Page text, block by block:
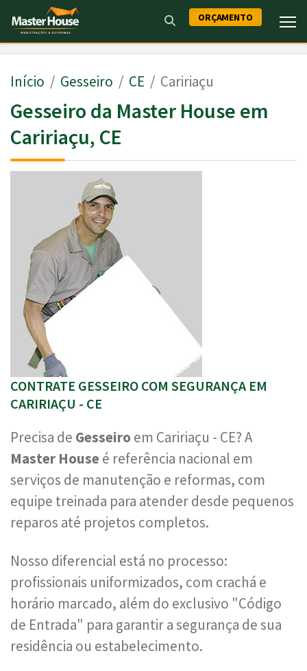
ORÇAMENTO
Início Gesseiro CE Caririaçu
Gesseiro da Master House em
Caririaçu, CE
CONTRATE GESSEIRO COM SEGURANÇA EM
CARIRIAÇU - CE
Precisa de Gesseiro em Caririaçu - CE? A
Master House é referência nacional em
serviços de manutenção e reformas, com
equipe treinada para atender desde pequenos
reparos até projetos completos.
Nosso diferencial está no processo:
profissionais uniformizados, com crachá e
horário marcado, além do exclusivo "Código
de Entrada" para garantir a segurança de sua
residência ou estabelecimento.